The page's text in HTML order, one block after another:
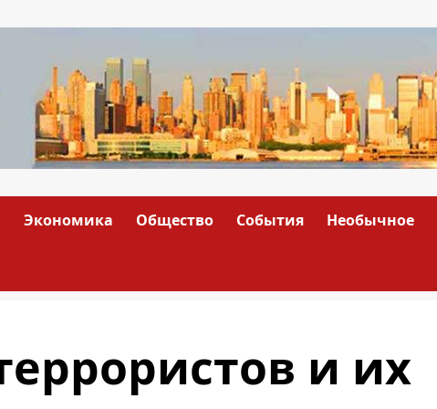
Экономика Общество События Необычное
и их